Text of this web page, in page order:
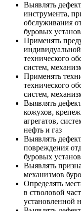
Выявлять
инструмента,
обслуживания
буровых
Применять
технического
систем,
Применять
технического
систем,
Выявлять
кожухов,
агрегатов,
нефть и газ
Выявлять
повреждения
буровых
Выявлять
механизмов
Определять
в стволовой
установленной